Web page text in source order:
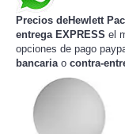
Precios deHewlett
entrega EXPRESS el
opciones de pago
bancariao contra-